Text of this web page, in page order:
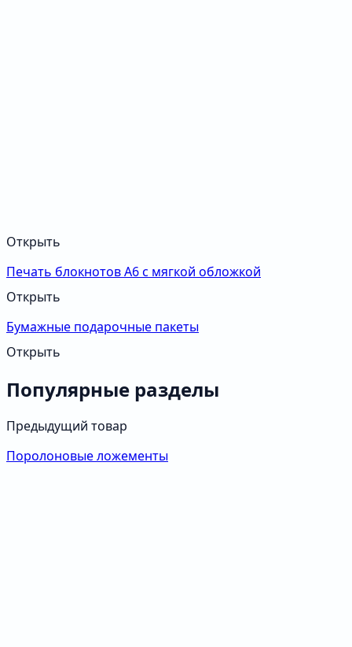
Открыть
Печать блокнотов А6 с мягкой обложкой
Открыть
Бумажные подарочные пакеты
Открыть
Популярные разделы
Предыдущий товар
Поролоновые ложементы